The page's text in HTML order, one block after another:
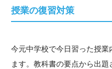
授業の復習対策
今元中学校で今日習った授
ます。教科書の要点から出題